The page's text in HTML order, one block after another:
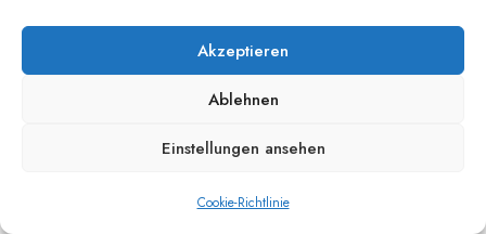
Akzeptieren
Ablehnen
Einstellungen ansehen
Cookie-Richtlinie
verarbeiten wir die Daten auf Grundlage unserer
berechtigten Interessen sowohl an einer
Geschäftsführung als auch an Sicherheitsmaßnahmen
zum Schutz unserer Vertragspartner und unseres